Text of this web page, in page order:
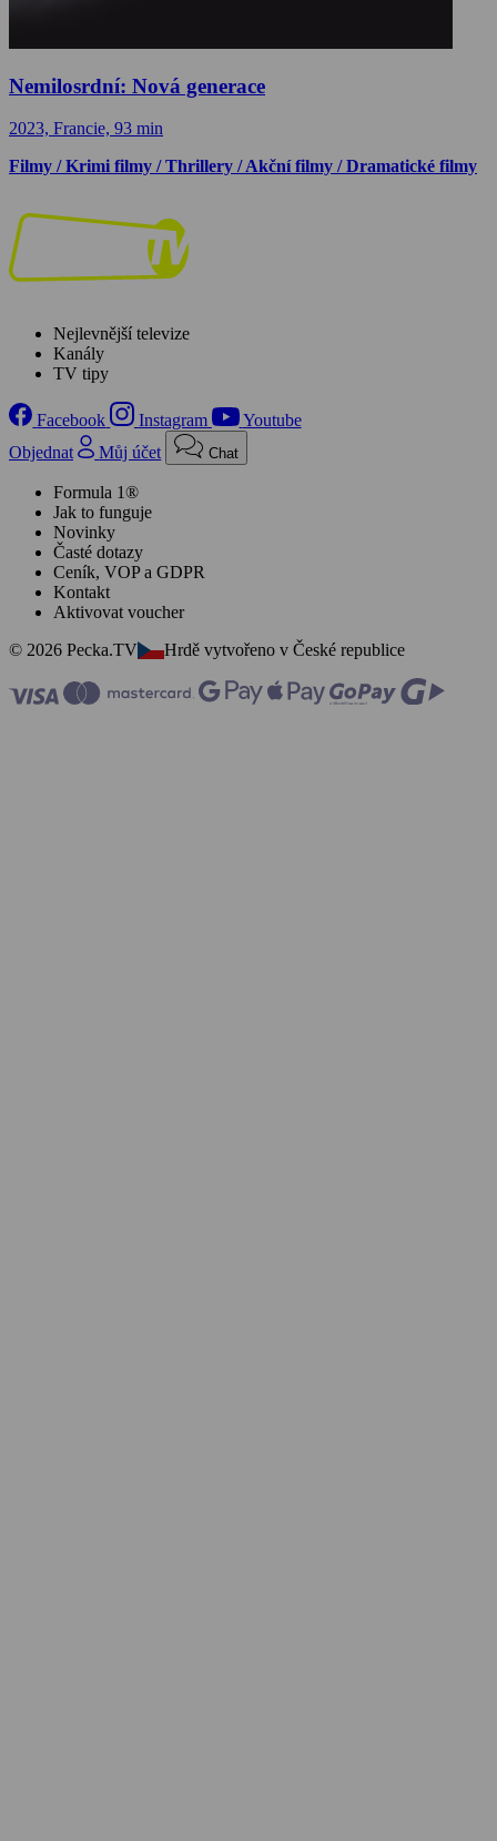
Nemilosrdní: Nová generace
2023, Francie, 93 min
Filmy / Krimi filmy / Thrillery / Akční filmy / Dramatické filmy
Nejlevnější televize
Kanály
TV tipy
Facebook Instagram
Youtube
Objednat
Můj účet Chat
Formula 1®
Jak to funguje
Novinky
Časté dotazy
Ceník, VOP a GDPR
Kontakt
Aktivovat voucher
© 2026 Pecka.TV
Hrdě vytvořeno v České republice